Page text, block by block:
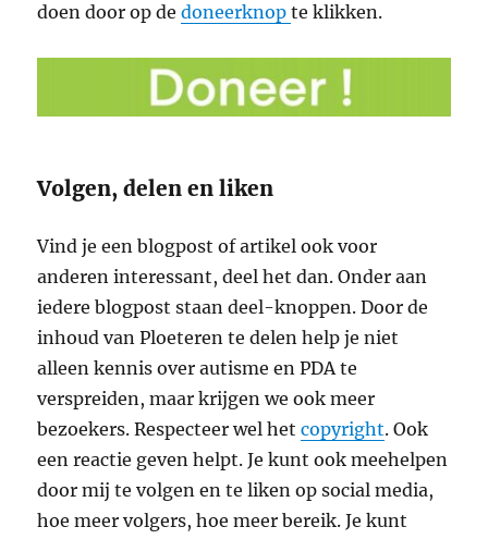
doen door op dedoneerknopte klikken.
Volgen, delen en liken
Vind je een blogpost of artikel ook voor
anderen interessant, deel het dan. Onder aan
iedere blogpost staan deel-knoppen. Door de
inhoud van Ploeteren te delen help je niet
alleen kennis over autisme en PDA te
verspreiden, maar krijgen we ook meer
bezoekers. Respecteer wel hetcopyright. Ook
een reactie geven helpt. Je kunt ook meehelpen
door mij te volgen en te liken op social media,
hoe meer volgers, hoe meer bereik. Je kunt